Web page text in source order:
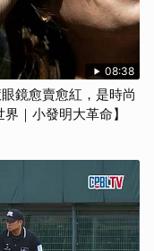
08:38
鏡愈賣愈紅，是時尚
｜小發明大革命】